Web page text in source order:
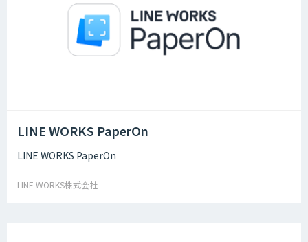
LINE WORKS PaperOn
LINE WORKS PaperOn
LINE WORKS株式会社